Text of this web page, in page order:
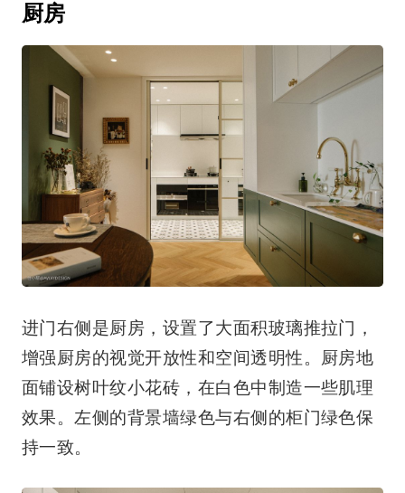
厨房
进门右侧是厨房，设置了大面积玻璃推拉门，
增强厨房的视觉开放性和空间透明性。厨房地
面铺设树叶纹小花砖，在白色中制造一些肌理
效果。左侧的背景墙绿色与右侧的柜门绿色保
持一致。